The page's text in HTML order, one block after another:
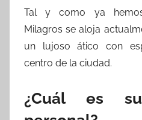
Tal y como ya
Milagros se aloja
un lujoso ático con
centro de la ciudad.
¿Cuál es